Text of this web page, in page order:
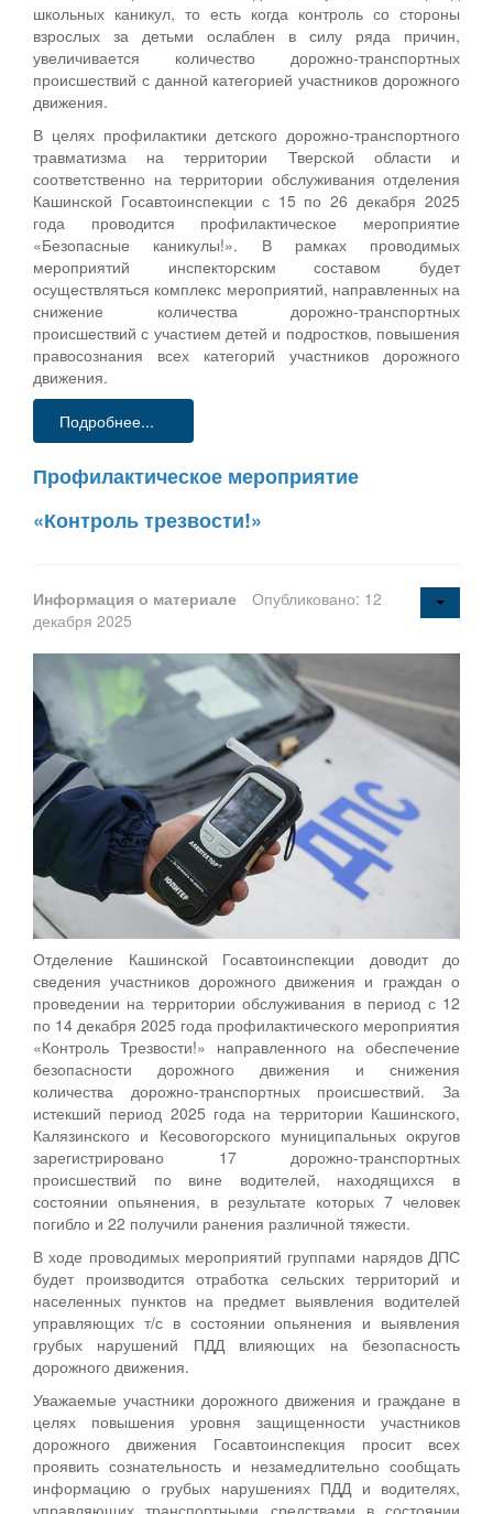
школьных каникул, то есть когда контроль со стороны
взрослых за детьми ослаблен в силу ряда причин,
увеличивается количество дорожно-транспортных
происшествий с данной категорией участников дорожного
движения.
В целях профилактики детского дорожно-транспортного
травматизма на территории Тверской области и
соответственно на территории обслуживания отделения
Кашинской Госавтоинспекции с 15 по 26 декабря 2025
года проводится профилактическое мероприятие
«Безопасные каникулы!». В рамках проводимых
мероприятий инспекторским составом будет
осуществляться комплекс мероприятий, направленных на
снижение количества дорожно-транспортных
происшествий с участием детей и подростков, повышения
правосознания всех категорий участников дорожного
движения.
Подробнее...
Профилактическое мероприятие
«Контроль трезвости!»
Информация о материале
Опубликовано: 12
декабря 2025
Отделение Кашинской Госавтоинспекции доводит до
сведения участников дорожного движения и граждан о
проведении на территории обслуживания в период с 12
по 14 декабря 2025 года профилактического мероприятия
«Контроль Трезвости!» направленного на обеспечение
безопасности дорожного движения и снижения
количества дорожно-транспортных происшествий. За
истекший период 2025 года на территории Кашинского,
Калязинского и Кесовогорского муниципальных округов
зарегистрировано 17 дорожно-транспортных
происшествий по вине водителей, находящихся в
состоянии опьянения, в результате которых 7 человек
погибло и 22 получили ранения различной тяжести.
В ходе проводимых мероприятий группами нарядов ДПС
будет производится отработка сельских территорий и
населенных пунктов на предмет выявления водителей
управляющих т/с в состоянии опьянения и выявления
грубых нарушений ПДД влияющих на безопасность
дорожного движения.
Уважаемые участники дорожного движения и граждане в
целях повышения уровня защищенности участников
дорожного движения Госавтоинспекция просит всех
проявить сознательность и незамедлительно сообщать
информацию о грубых нарушениях ПДД и водителях,